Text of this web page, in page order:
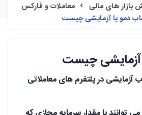
بازار های مالی
معاملات و فارکس
دمو یا آزمایشی چیست
چیست
در پلتفرم های معاملاتی